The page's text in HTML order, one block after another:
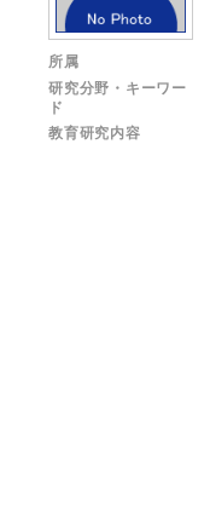
所属
研究分野・キーワー
ド
教育研究内容